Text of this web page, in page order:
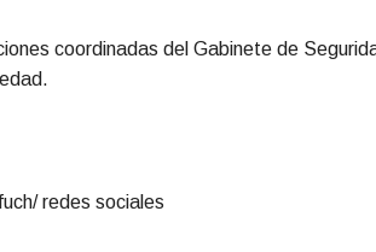
coordinadas del Gabinete de
redes sociales